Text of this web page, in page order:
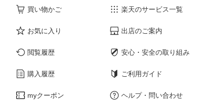
買い物かご
お気に入り
閲覧履歴
購入履歴
myクーポン
楽天のサービス一覧
出店のご案内
安心・安全の取り組み
ご利用ガイド
ヘルプ・問い合わせ